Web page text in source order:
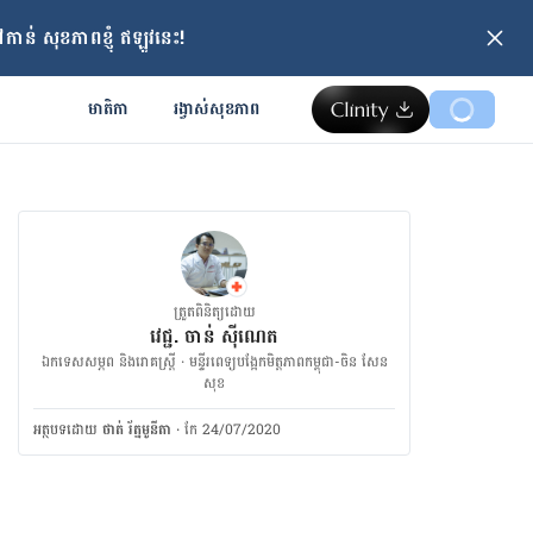
ន់ សុខភាពខ្ញុំ ឥឡូវនេះ!
មាតិកា រង្វាស់​សុខភាព
ត្រួតពិនិត្យដោយ
វេជ្ជ. ចាន់ ស៊ីណេត
ឯកទេសសម្ភព និងរោគស្ត្រី · ម​ន្ទីរពេទ្យបង្អែកមិត្តភាពកម្ពុជា-ចិន សែន
សុខ
អត្ថបទ​ដោយ ថាត់ រ័ត្នមូនីតា ·កែ 24/07/2020